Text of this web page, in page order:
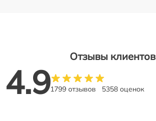
Отзывы клиентов
4.91799 отзывов 5358 оценок